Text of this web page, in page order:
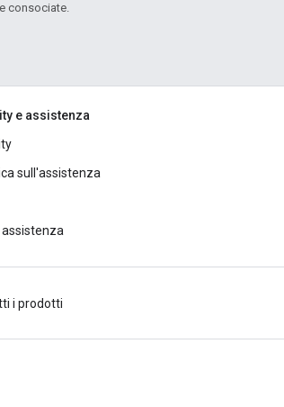
consociate.
e assistenza
sull'assistenza
assistenza
i prodotti